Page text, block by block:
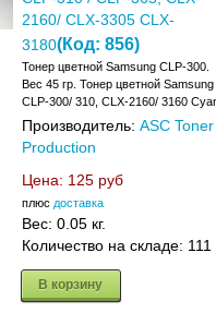
2160/ CLX-3305 CLX-
3180(Код: 856)
Тонер цветной Samsung CLP-300.
Вес 45 гр. Тонер цветной Samsung
CLP-300/ 310, CLX-2160/ 3160
Производитель: ASC Toner
Production
Цена: 125 руб
плюс доставка
Вес: 0.05 кг.
Количество на складе: 111
В корзину